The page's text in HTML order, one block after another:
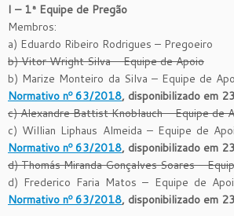
I – 1ª Equipe de Pregão
Membros:
a) Eduardo Ribeiro Rodrigues – Pregoeiro
b) Vitor Wright Silva – Equipe de Apoio
b) Marize Monteiro da Silva – Equipe de
Normativo nº 63/2018, disponibilizado em
c) Alexandre Battist Knoblauch – Equipe de
c) Willian Liphaus Almeida – Equipe de
Normativo nº 63/2018, disponibilizado em
d) Thomás Miranda Gonçalves Soares –
d) Frederico Faria Matos – Equipe de
Normativo nº 63/2018, disponibilizado em